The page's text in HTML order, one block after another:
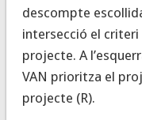
descompte
intersecció el
projecte. A
VAN prioritza el
projecte (R).